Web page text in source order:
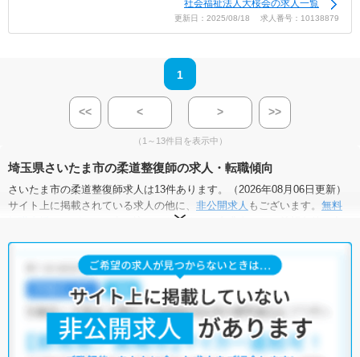
社会福祉法人大桜会の求人一覧
更新日：2025/08/18 求人番号：10138879
1
<< < > >>
（1～13件目を表示中）
埼玉県さいたま市の柔道整復師の求人・転職傾向
さいたま市の柔道整復師求人は13件あります。（2026年08月06日更新）
サイト上に掲載されている求人の他に、 非公開求人 もございます。 無料
にお申し込みいただくと、全求人からご希望条件に合
さいたま市の柔道整復師求人では以下のような条件が人気です。
土日祝休・積極採用中・ 新卒OK ・ 正社員(正職員)
・介護福祉施設・整骨院・その他
他の条件でも人気の求人がございますので、「こだわり条件」から検索
いただくか、お気軽にお問い合わせください。